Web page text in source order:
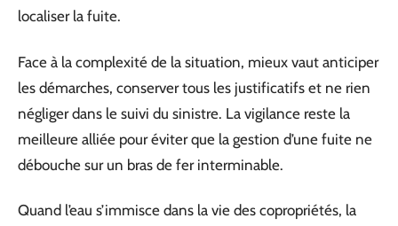
localiser la fuite.
Face à la complexité de la situation, mieux vaut anticiper
les démarches, conserver tous les justificatifs et ne rien
négliger dans le suivi du sinistre. La vigilance reste la
meilleure alliée pour éviter que la gestion d’une fuite ne
débouche sur un bras de fer interminable.
Quand l’eau s’immisce dans la vie des copropriétés, la